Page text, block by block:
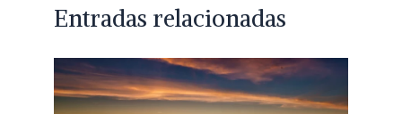
Entradas relacionadas